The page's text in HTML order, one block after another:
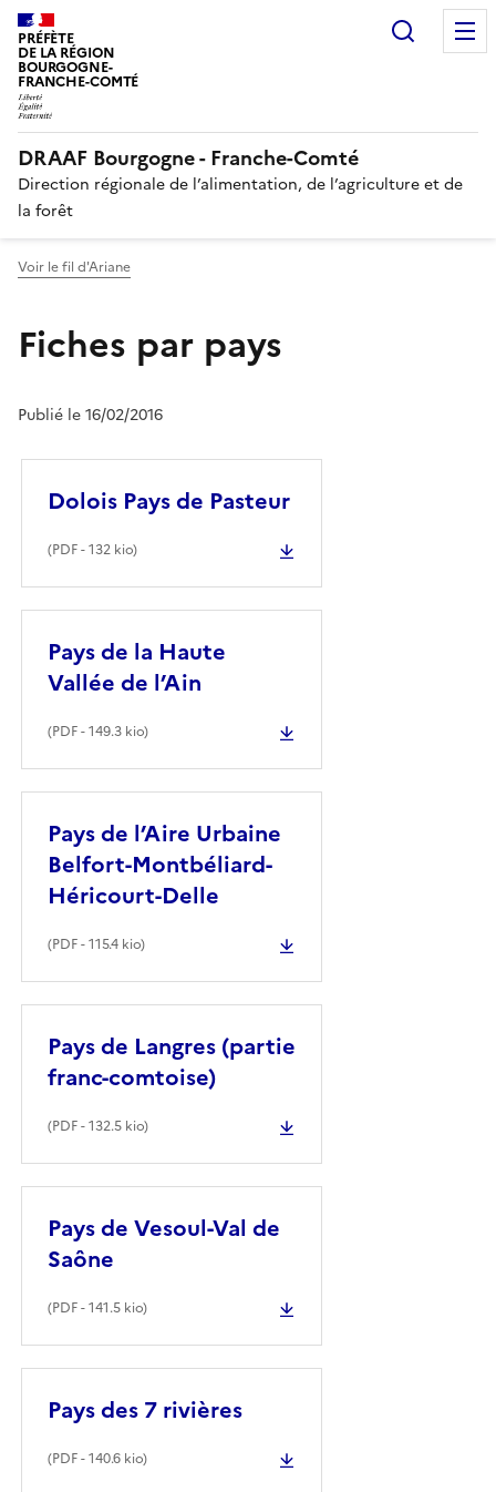
PRÉFÈTE
DE LA RÉGION
BOURGOGNE-
FRANCHE-COMTÉ
DRAAF Bourgogne - Franche-Comté
Direction régionale de l’alimentation, de l’agriculture et de
la forêt
Voir le fil d'Ariane
Fiches par pays
Publié le 16/02/2016
Dolois Pays de Pasteur
(PDF- 132 kio)
Pays de la Haute
Vallée de l’Ain
(PDF- 149.3 kio)
Pays de l’Aire Urbaine
Belfort-Montbéliard-
Héricourt-Delle
(PDF- 115.4 kio)
Pays de Langres (partie
franc-comtoise)
(PDF- 132.5 kio)
Pays de Vesoul-Val de
Saône
(PDF- 141.5 kio)
Pays des 7 rivières
(PDF- 140.6 kio)